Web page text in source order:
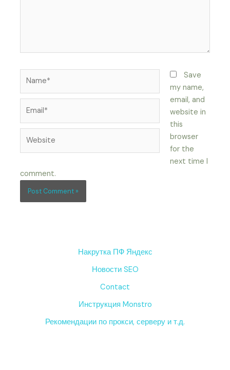
Save
my name,
email, and
website in
this
browser
for the
next time I
comment.
Накрутка ПФ Яндекс
Новости SEO
Contact
Инструкция Monstro
Рекомендации по прокси, серверу и т.д.